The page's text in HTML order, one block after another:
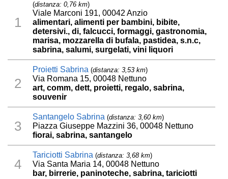
1
(distanza: 0,76 km)
Viale Marconi 191, 00042 Anzio
alimentari, alimenti per bambini, bibite,
detersivi., di, falcucci, formaggi, gastronomia,
marisa, mozzarella di bufala, pastidea, s.n.c,
sabrina, salumi, surgelati, vini liquori
2
Proietti Sabrina (distanza: 3,53 km)
Via Romana 15, 00048 Nettuno
art, comm, dett, proietti, regalo, sabrina,
souvenir
3
Santangelo Sabrina (distanza: 3,60 km)
Piazza Giuseppe Mazzini 36, 00048 Nettuno
fiorai, sabrina, santangelo
4
Tariciotti Sabrina (distanza: 3,68 km)
Via Santa Maria 14, 00048 Nettuno
bar, birrerie, paninoteche, sabrina, tariciotti